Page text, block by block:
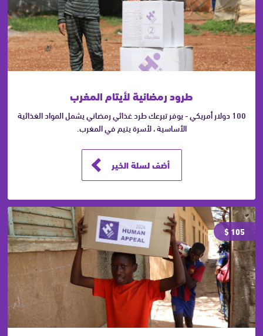
طرود رمضانية لأيتام المغرب
100 دولار أمريكي - يوفر تبرعك طرد غذائي رمضاني يشمل المواد الغذائية
الأساسية ، لأسرة يتيم في المغرب.
أضف لسلة الخير
105 $